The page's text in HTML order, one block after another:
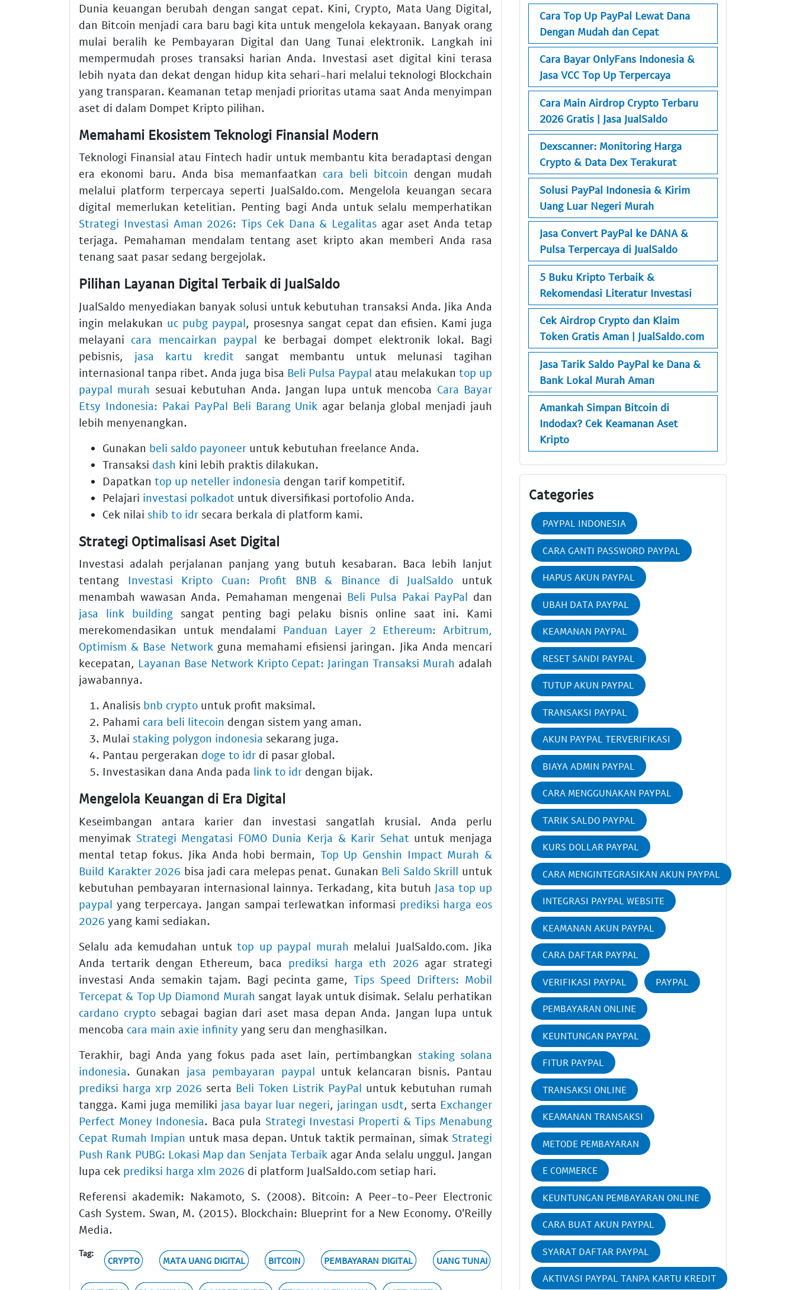
Dunia keuangan berubah dengan sangat cepat. Kini, Crypto, Mata Uang Digital,
dan Bitcoin menjadi cara baru bagi kita untuk mengelola kekayaan. Banyak orang
mulai beralih ke Pembayaran Digital dan Uang Tunai elektronik. Langkah ini
mempermudah proses transaksi harian Anda. Investasi aset digital kini terasa
lebih nyata dan dekat dengan hidup kita sehari-hari melalui teknologi Blockchain
yang transparan. Keamanan tetap menjadi prioritas utama saat Anda menyimpan
aset di dalam Dompet Kripto pilihan.
Memahami Ekosistem Teknologi Finansial Modern
Teknologi Finansial atau Fintech hadir untuk membantu kita beradaptasi dengan
era ekonomi baru. Anda bisa memanfaatkan cara beli bitcoin dengan mudah
melalui platform terpercaya seperti JualSaldo.com. Mengelola keuangan secara
digital memerlukan ketelitian. Penting bagi Anda untuk selalu memperhatikan
Strategi Investasi Aman 2026: Tips Cek Dana & Legalitas agar aset Anda tetap
terjaga. Pemahaman mendalam tentang aset kripto akan memberi Anda rasa
tenang saat pasar sedang bergejolak.
Pilihan Layanan Digital Terbaik di JualSaldo
JualSaldo menyediakan banyak solusi untuk kebutuhan transaksi Anda. Jika Anda
ingin melakukan uc pubg paypal, prosesnya sangat cepat dan efisien. Kami juga
melayani cara mencairkan paypal ke berbagai dompet elektronik lokal. Bagi
pebisnis, jasa kartu kredit sangat membantu untuk melunasi tagihan
internasional tanpa ribet. Anda juga bisa Beli Pulsa Paypal atau melakukan top up
paypal murah sesuai kebutuhan Anda. Jangan lupa untuk mencoba Cara Bayar
Etsy Indonesia: Pakai PayPal Beli Barang Unik agar belanja global menjadi jauh
lebih menyenangkan.
Gunakan beli saldo payoneer untuk kebutuhan freelance Anda.
Transaksi dash kini lebih praktis dilakukan.
Dapatkan top up neteller indonesia dengan tarif kompetitif.
Pelajari investasi polkadot untuk diversifikasi portofolio Anda.
Cek nilai shib to idr secara berkala di platform kami.
Strategi Optimalisasi Aset Digital
Investasi adalah perjalanan panjang yang butuh kesabaran. Baca lebih lanjut
tentang Investasi Kripto Cuan: Profit BNB & Binance di JualSaldo untuk
menambah wawasan Anda. Pemahaman mengenai Beli Pulsa Pakai PayPal dan
jasa link building sangat penting bagi pelaku bisnis online saat ini. Kami
merekomendasikan untuk mendalami Panduan Layer 2 Ethereum: Arbitrum,
Optimism & Base Networkguna memahami efisiensi jaringan. Jika Anda mencari
kecepatan, Layanan Base Network Kripto Cepat: Jaringan Transaksi Murah adalah
jawabannya.
Analisis bnb crypto untuk profit maksimal.
Pahami cara beli litecoin dengan sistem yang aman.
Mulai staking polygon indonesia sekarang juga.
Pantau pergerakan doge to idr di pasar global.
Investasikan dana Anda pada link to idr dengan bijak.
Mengelola Keuangan di Era Digital
Keseimbangan antara karier dan investasi sangatlah krusial. Anda perlu
menyimak Strategi Mengatasi FOMO Dunia Kerja & Karir Sehat untuk menjaga
mental tetap fokus. Jika Anda hobi bermain, Top Up Genshin Impact Murah &
Build Karakter 2026 bisa jadi cara melepas penat. Gunakan Beli Saldo Skrill untuk
kebutuhan pembayaran internasional lainnya. Terkadang, kita butuh Jasa top up
paypal yang terpercaya. Jangan sampai terlewatkan informasi prediksi harga eos
2026 yang kami sediakan.
Selalu ada kemudahan untuk top up paypal murah melalui JualSaldo.com. Jika
Anda tertarik dengan Ethereum, baca prediksi harga eth 2026 agar strategi
investasi Anda semakin tajam. Bagi pecinta game,Tips Speed Drifters: Mobil
Tercepat & Top Up Diamond Murah sangat layak untuk disimak. Selalu perhatikan
cardano cryptosebagai bagian dari aset masa depan Anda. Jangan lupa untuk
mencoba cara main axie infinity yang seru dan menghasilkan.
Terakhir, bagi Anda yang fokus pada aset lain, pertimbangkan staking solana
indonesia. Gunakan jasa pembayaran paypal untuk kelancaran bisnis. Pantau
prediksi harga xrp 2026 serta Beli Token Listrik PayPal untuk kebutuhan rumah
tangga. Kami juga memiliki jasa bayar luar negeri, jaringan usdt, serta Exchanger
Perfect Money Indonesia. Baca pula Strategi Investasi Properti & Tips Menabung
Cepat Rumah Impian untuk masa depan. Untuk taktik permainan, simakStrategi
Push Rank PUBG: Lokasi Map dan Senjata Terbaikagar Anda selalu unggul. Jangan
lupa cek prediksi harga xlm 2026 di platform JualSaldo.com setiap hari.
Referensi akademik: Nakamoto, S. (2008). Bitcoin: A Peer-to-Peer Electronic
Cash System. Swan, M. (2015). Blockchain: Blueprint for a New Economy. O'Reilly
Media.
Tag:
CRYPTO MATA UANG DIGITAL BITCOIN PEMBAYARAN DIGITAL UANG TUNAI
Cara Top Up PayPal Lewat Dana
Dengan Mudah dan Cepat
Cara Bayar OnlyFans Indonesia &
Jasa VCC Top Up Terpercaya
Cara Main Airdrop Crypto Terbaru
2026 Gratis | Jasa JualSaldo
Dexscanner: Monitoring Harga
Crypto & Data Dex Terakurat
Solusi PayPal Indonesia & Kirim
Uang Luar Negeri Murah
Jasa Convert PayPal ke DANA &
Pulsa Terpercaya di JualSaldo
5 Buku Kripto Terbaik &
Rekomendasi Literatur Investasi
Cek Airdrop Crypto dan Klaim
Token Gratis Aman | JualSaldo.com
Jasa Tarik Saldo PayPal ke Dana &
Bank Lokal Murah Aman
Amankah Simpan Bitcoin di
Indodax? Cek Keamanan Aset
Kripto
Categories
PAYPAL INDONESIA
CARA GANTI PASSWORD PAYPAL
HAPUS AKUN PAYPAL
UBAH DATA PAYPAL
KEAMANAN PAYPAL
RESET SANDI PAYPAL
TUTUP AKUN PAYPAL
TRANSAKSI PAYPAL
AKUN PAYPAL TERVERIFIKASI
BIAYA ADMIN PAYPAL
CARA MENGGUNAKAN PAYPAL
TARIK SALDO PAYPAL
KURS DOLLAR PAYPAL
CARA MENGINTEGRASIKAN AKUN PAYPAL
INTEGRASI PAYPAL WEBSITE
KEAMANAN AKUN PAYPAL
CARA DAFTAR PAYPAL
VERIFIKASI PAYPAL PAYPAL
PEMBAYARAN ONLINE
KEUNTUNGAN PAYPAL
FITUR PAYPAL
TRANSAKSI ONLINE
KEAMANAN TRANSAKSI
METODE PEMBAYARAN
E COMMERCE
KEUNTUNGAN PEMBAYARAN ONLINE
CARA BUAT AKUN PAYPAL
SYARAT DAFTAR PAYPAL
AKTIVASI PAYPAL TANPA KARTU KREDIT